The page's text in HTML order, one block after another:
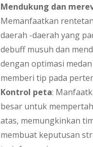
Mendukung dan
Memanfaatkan
daerah -daerah yang
debuff musuh dan
dengan optimasi
memberi tip pada
Kontrol peta:
besar untuk
atas, memungkinkan
membuat keputusan